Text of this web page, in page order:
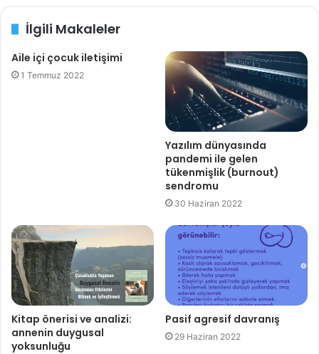
İlgili Makaleler
Aile içi çocuk iletişimi
1 Temmuz 2022
Yazılım dünyasında
pandemi ile gelen
tükenmişlik (burnout)
sendromu
30 Haziran 2022
Kitap önerisi ve analizi:
annenin duygusal
yoksunluğu
Pasif agresif davranış
29 Haziran 2022